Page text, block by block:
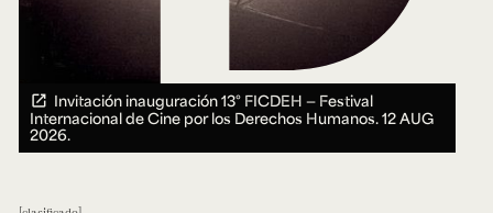
Invitación inauguración 13° FICDEH — Festival
Internacional de Cine por los Derechos Humanos.12 AUG
2026.